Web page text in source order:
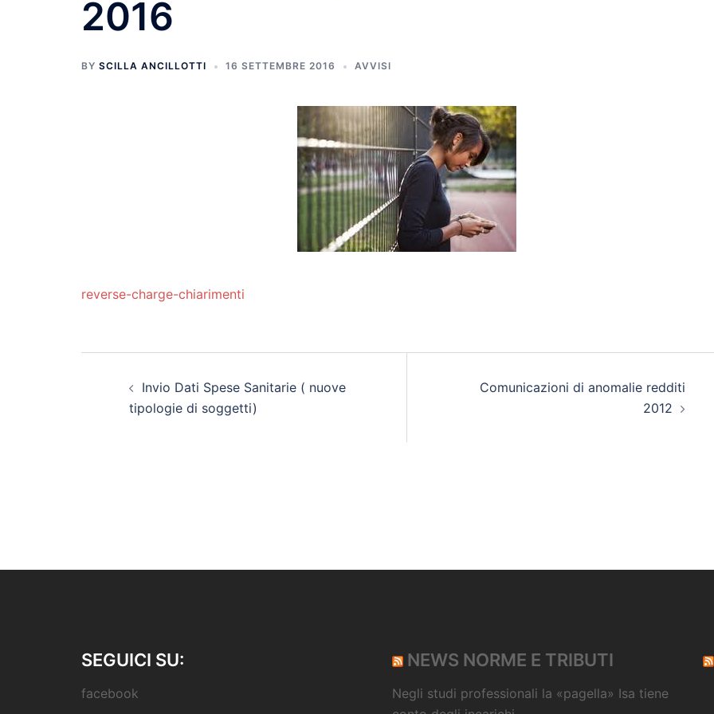
2016
BY SCILLA ANCILLOTTI 16 SETTEMBRE 2016 AVVISI
reverse-charge-chiarimenti
navigation
Invio Dati Spese Sanitarie ( nuove
tipologie di soggetti)
Comunicazioni di anomalie redditi
2012
SEGUICI SU:
facebook
NEWS NORME E TRIBUTI
Negli studi professionali la «pagella» Isa tiene